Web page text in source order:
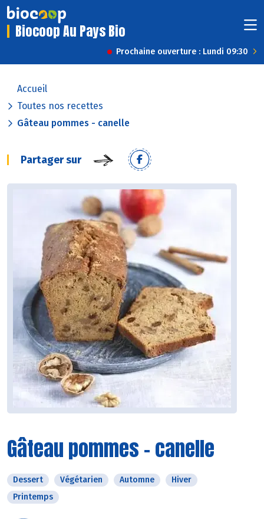
Biocoop Au Pays Bio
Prochaine ouverture : Lundi 09:30
Accueil
Toutes nos recettes
Gâteau pommes - canelle
Partager sur
Gâteau pommes - canelle
Dessert Végétarien Automne
Hiver
Printemps